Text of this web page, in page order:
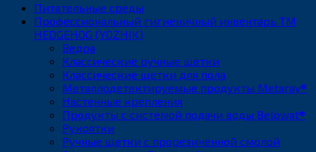
Питательные среды
Профессиональный гигиеничный инвентарь ТМ
HEDGEHOG (YOZHIK)
Ведра
Классические ручные щетки
Классические щетки для пола
Металлодетектируемые продукты Metaray®
Настенные крепления
Продукты с системой подачи воды Belowat®
Рукоятки
Ручные щетки с прорезиненной смолой